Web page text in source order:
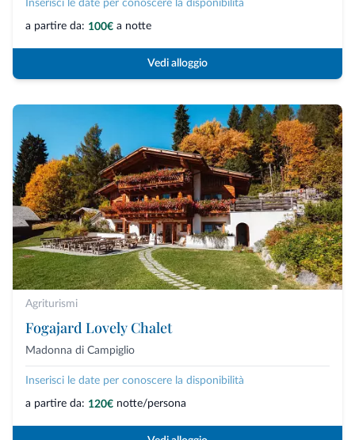
Inserisci le date per conoscere la disponibilità
a partire da: 100€ a notte
Vedi alloggio
Agriturismi
Fogajard Lovely Chalet
Madonna di Campiglio
Inserisci le date per conoscere la disponibilità
a partire da: 120€ notte/persona